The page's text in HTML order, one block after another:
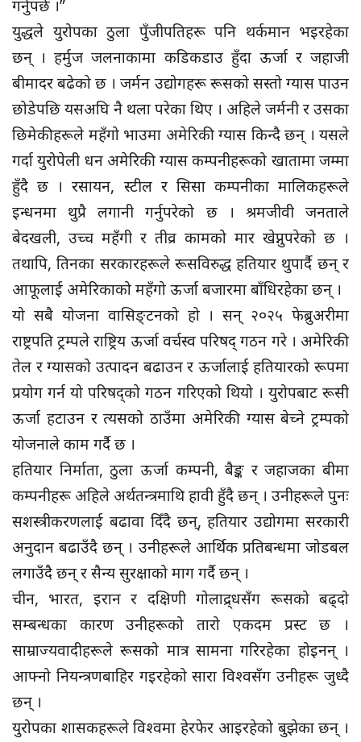
गर्नुपर्छ ।”
युद्धले युरोपका ठुला पुँजीपतिहरू पनि थर्कमान भइरहेका
छन् । हर्मुज जलनाकामा कडिकडाउ हुँदा ऊर्जा र जहाजी
बीमादर बढेको छ । जर्मन उद्योगहरू रूसको सस्तो ग्यास पाउन
छोडेपछि यसअघि नै थला परेका थिए । अहिले जर्मनी र उसका
छिमेकीहरूले महँगो भाउमा अमेरिकी ग्यास किन्दै छन् । यसले
गर्दा युरोपेली धन अमेरिकी ग्यास कम्पनीहरूको खातामा जम्मा
हुँदै छ । रसायन, स्टील र सिसा कम्पनीका मालिकहरूले
इन्धनमा थुप्रै लगानी गर्नुपरेको छ । श्रमजीवी जनताले
बेदखली, उच्च महँगी र तीव्र कामको मार खेप्नुपरेको छ ।
तथापि, तिनका सरकारहरूले रूसविरुद्ध हतियार थुपार्दै छन् र
आफूलाई अमेरिकाको महँगो ऊर्जा बजारमा बाँधिरहेका छन् ।
यो सबै योजना वासिङ्टनको हो । सन् २०२५ फेब्रुअरीमा
राष्ट्रपति ट्रम्पले राष्ट्रिय ऊर्जा वर्चस्व परिषद् गठन गरे । अमेरिकी
तेल र ग्यासको उत्पादन बढाउन र ऊर्जालाई हतियारको रूपमा
प्रयोग गर्न यो परिषद्को गठन गरिएको थियो । युरोपबाट रूसी
ऊर्जा हटाउन र त्यसको ठाउँमा अमेरिकी ग्यास बेच्ने ट्रम्पको
योजनाले काम गर्दै छ ।
हतियार निर्माता, ठुला ऊर्जा कम्पनी, बैङ्क र जहाजका बीमा
कम्पनीहरू अहिले अर्थतन्त्रमाथि हावी हुँदै छन् । उनीहरूले पुनः
सशस्त्रीकरणलाई बढावा दिँदै छन्, हतियार उद्योगमा सरकारी
अनुदान बढाउँदै छन् । उनीहरूले आर्थिक प्रतिबन्धमा जोडबल
लगाउँदै छन् र सैन्य सुरक्षाको माग गर्दै छन् ।
चीन, भारत, इरान र दक्षिणी गोलाद्र्धसँग रूसको बढ्दो
सम्बन्धका कारण उनीहरूको तारो एकदम प्रस्ट छ ।
साम्राज्यवादीहरूले रूसको मात्र सामना गरिरहेका होइनन् ।
आफ्नो नियन्त्रणबाहिर गइरहेको सारा विश्वसँग उनीहरू जुध्दै
छन् ।
युरोपका शासकहरूले विश्वमा हेरफेर आइरहेको बुझेका छन् ।